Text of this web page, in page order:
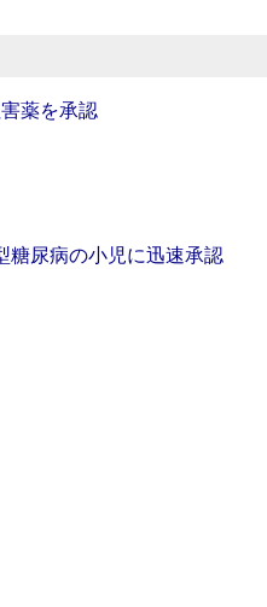
薬を承認
糖尿病の小児に迅速承認